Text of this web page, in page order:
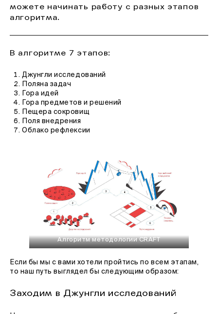
можете начинать работу с разных этапов
алгоритма.
В алгоритме 7 этапов:
Джунгли исследований
Поляна задач
Гора идей
Гора предметов и решений
Пещера сокровищ
Поля внедрения
Облако рефлексии
Алгоритм методологии CRAFT
Если бы мы с вами хотели пройтись по всем этапам,
то наш путь выглядел бы следующим образом:
Заходим в Джунгли исследований